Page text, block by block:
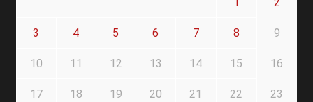
3 4 5 6 7 8 9
10 11 12 13 14 15 16
17 18 19 20 21 22 23